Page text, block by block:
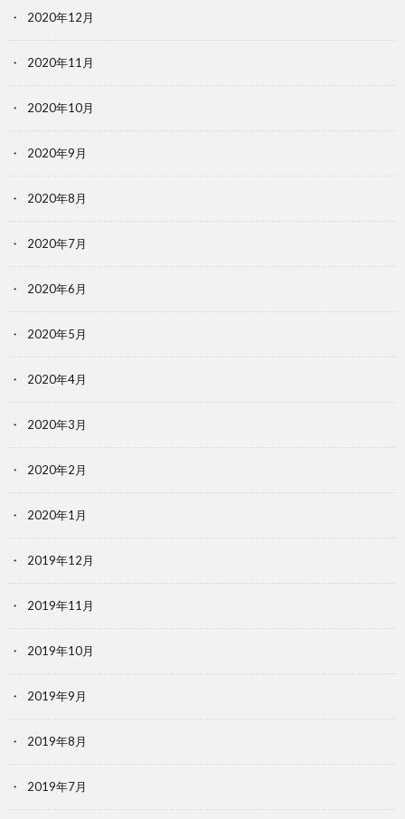
2020年12月
2020年11月
2020年10月
2020年9月
2020年8月
2020年7月
2020年6月
2020年5月
2020年4月
2020年3月
2020年2月
2020年1月
2019年12月
2019年11月
2019年10月
2019年9月
2019年8月
2019年7月